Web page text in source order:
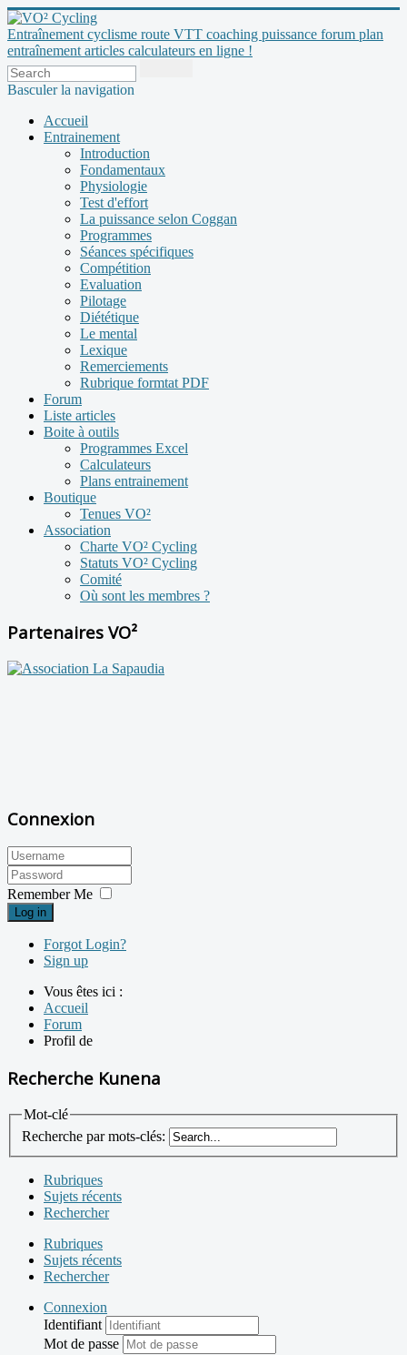
Entraînement cyclisme route VTT coaching puissance forum plan
entraînement articles calculateurs en ligne !
Basculer la navigation
Accueil
Entrainement
Introduction
Fondamentaux
Physiologie
Test d'effort
La puissance selon Coggan
Programmes
Séances spécifiques
Compétition
Evaluation
Pilotage
Diététique
Le mental
Lexique
Remerciements
Rubrique formtat PDF
Forum
Liste articles
Boite à outils
Programmes Excel
Calculateurs
Plans entrainement
Boutique
Tenues VO²
Association
Charte VO² Cycling
Statuts VO² Cycling
Comité
Où sont les membres ?
Partenaires VO²
Connexion
Remember Me
Log in
Forgot Login?
Sign up
Vous êtes ici :
Accueil
Forum
Profil de
Recherche Kunena
Mot-clé
Recherche par mots-clés:
Rubriques
Sujets récents
Rechercher
Rubriques
Sujets récents
Rechercher
Connexion
Identifiant
Mot de passe